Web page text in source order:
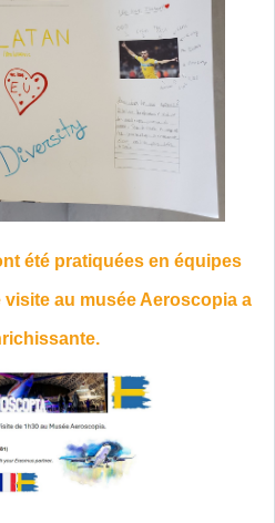
été pratiquées en équipes
au musée Aeroscopia a